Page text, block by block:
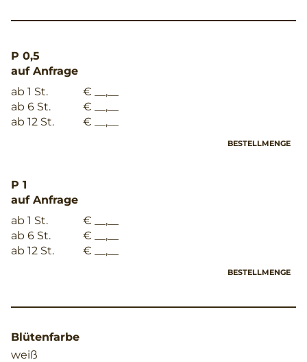
P 0,5
auf Anfrage
ab 1 St.
€ __,__
ab 6 St.
€ __,__
ab 12 St.
€ __,__
BESTELLMENGE
P 1
auf Anfrage
ab 1 St.
€ __,__
ab 6 St.
€ __,__
ab 12 St.
€ __,__
BESTELLMENGE
Blütenfarbe
weiß